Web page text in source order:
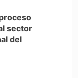
sector
del